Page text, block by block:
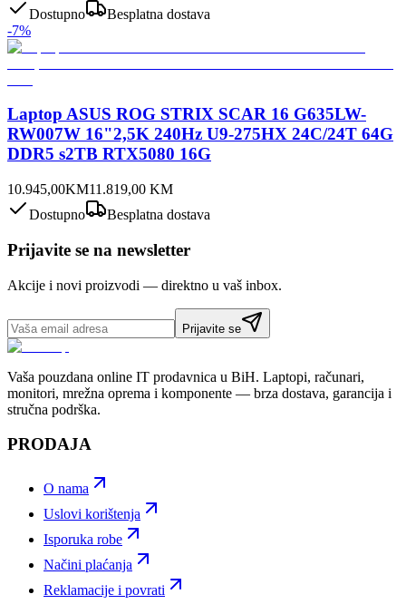
Dostupno
Besplatna dostava
-7%
Laptop ASUS ROG STRIX SCAR 16 G635LW-
RW007W 16"2,5K 240Hz U9-275HX 24C/24T 64G
DDR5 s2TB RTX5080 16G
10.945,00KM11.819,00 KM
Dostupno
Besplatna dostava
Prijavite se na newsletter
Akcije i novi proizvodi — direktno u vaš inbox.
Prijavite se
Vaša pouzdana online IT prodavnica u BiH. Laptopi, računari,
monitori, mrežna oprema i komponente — brza dostava, garancija i
stručna podrška.
PRODAJA
O nama
Uslovi korištenja
Isporuka robe
Načini plaćanja
Reklamacije i povrati